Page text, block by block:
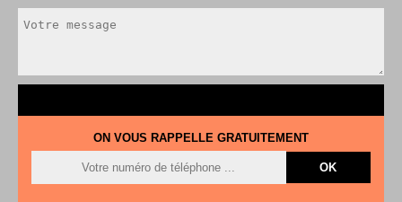
ON VOUS RAPPELLE GRATUITEMENT